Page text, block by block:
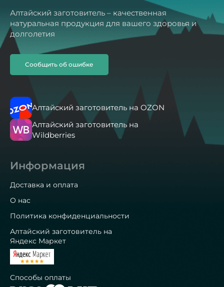
Алтайский заготовитель – качественная
натуральная продукция для вашего здоровья и
долголетия
Сообщить об ошибке
Алтайский заготовитель на OZON
Алтайский заготовитель на
Wildberries
Информация
Доставка и оплата
О нас
Политика конфиденциальности
Алтайский заготовитель на
Яндекс Маркет
Способы оплаты